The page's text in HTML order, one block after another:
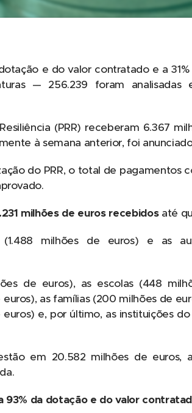
e do valor contratado e a
— 256.239 foram analisadas
(PRR) receberam 6.367
à semana anterior, foi
do PRR, o total de pagamentos
milhões de euros recebidos até
milhões de euros) e as
de euros), as escolas (448
as famílias (200 milhões de
e, por último, as instituições
em 20.582 milhões de euros,
93% da dotação e do valor